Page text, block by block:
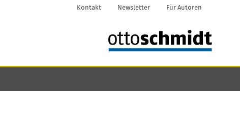
Kontakt Newsletter Für Autoren